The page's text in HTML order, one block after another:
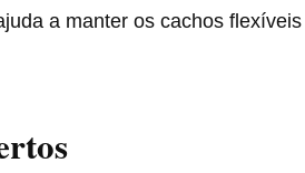
a manter os cachos